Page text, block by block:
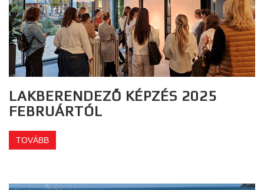
LAKBERENDEZŐ KÉPZÉS 2025
FEBRUÁRTÓL
TOVÁBB